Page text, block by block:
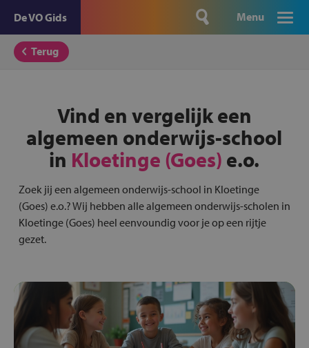
De VO Gids Menu
Terug
Vind en vergelijk een
algemeen onderwijs-school
in Kloetinge (Goes) e.o.
Zoek jij een algemeen onderwijs-school in Kloetinge
(Goes) e.o.? Wij hebben alle algemeen onderwijs-scholen in
Kloetinge (Goes) heel eenvoundig voor je op een rijtje
gezet.